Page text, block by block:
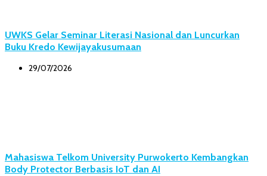
UWKS Gelar Seminar Literasi Nasional dan Luncurkan
Buku Kredo Kewijayakusumaan
29/07/2026
Mahasiswa Telkom University Purwokerto Kembangkan
Body Protector Berbasis IoT dan AI